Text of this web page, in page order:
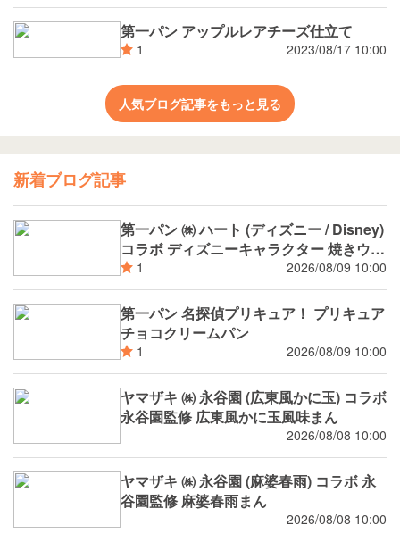
第一パン アップルレアチーズ仕立て
1 2023/08/17 10:00
人気ブログ記事をもっと見る
新着ブログ記事
第一パン ㈱ ハート (ディズニー / Disney)
コラボ ディズニーキャラクター 焼きウイ
ンナーカレーパン
1 2026/08/09 10:00
第一パン 名探偵プリキュア！ プリキュア
チョコクリームパン
1 2026/08/09 10:00
ヤマザキ ㈱ 永谷園 (広東風かに玉) コラボ
永谷園監修 広東風かに玉風味まん
2026/08/08 10:00
ヤマザキ ㈱ 永谷園 (麻婆春雨) コラボ 永
谷園監修 麻婆春雨まん
2026/08/08 10:00